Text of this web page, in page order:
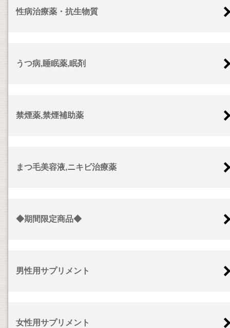
性病治療薬・抗生物質
うつ病,睡眠薬,眠剤
禁煙薬,禁煙補助薬
まつ毛美容液,ニキビ治療薬
◆期間限定商品◆
男性用サプリメント
女性用サプリメント